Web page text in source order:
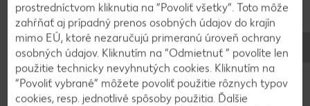
prostredníctvom kliknutia na “Povoliť všetky”. Toto môže
zahŕňať aj prípadný prenos osobných údajov do krajín
mimo EÚ, ktoré nezaručujú primeranú úroveň ochrany
osobných údajov. Kliknutím na “Odmietnuť ” povolíte len
použitie technicky nevyhnutých cookies. Kliknutím na
“Povoliť vybrané” môžete povoliť použitie rôznych typov
cookies, resp. jednotlivé spôsoby použitia. Ďalšie